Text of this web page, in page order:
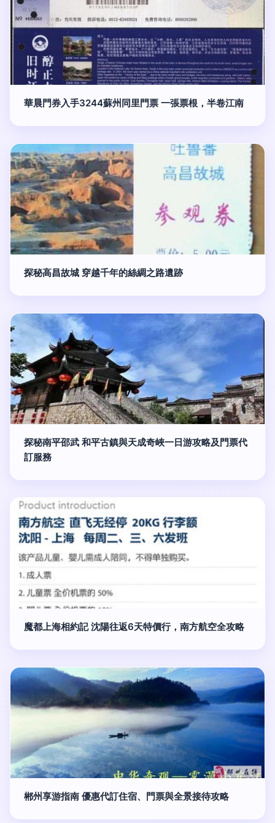
華晨門券入手3244蘇州同里門票 一張票根，半卷江南
探秘高昌故城 穿越千年的絲綢之路遺跡
探秘南平邵武 和平古鎮與天成奇峽一日游攻略及門票代
訂服務
魔都上海相約記 沈陽往返6天特價行，南方航空全攻略
郴州享游指南 優惠代訂住宿、門票與全景接待攻略